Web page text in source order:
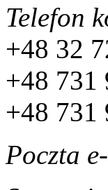
Telefon
+48 32
+48 731
+48 731
Poczta